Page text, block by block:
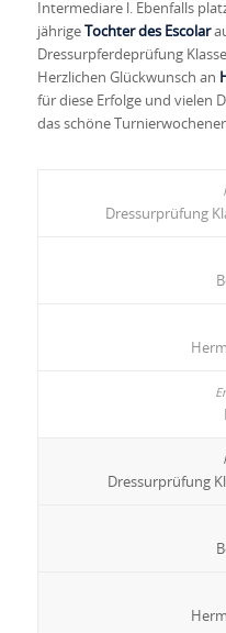
Intermediare l. Ebenfalls
jährige
Tochter des Escolar
Dressurpferdeprüfung Klasse
Herzlichen Glückwunsch an
für diese Erfolge und vielen
das schöne
Dressurprüfung
Dressurprüfung